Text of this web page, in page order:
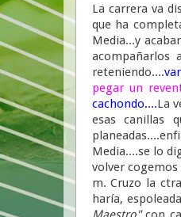
La carrera va
que ha
Media...y
acompañarlos
reteniendo....
pegar un
cachondo....La
esas canillas
Media....se lo
volver
m. Cruzo la
haría,